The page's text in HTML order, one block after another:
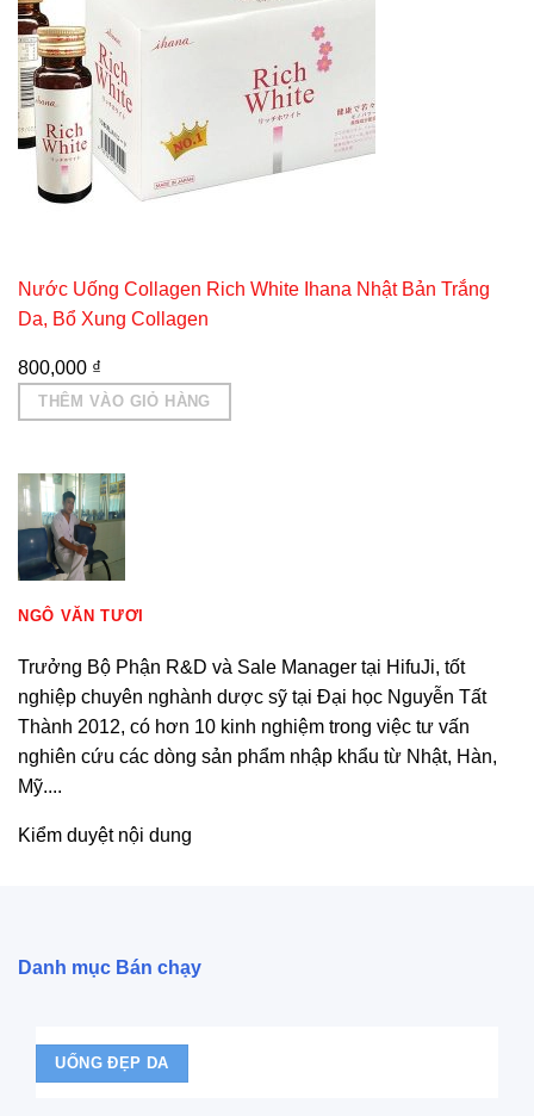
Nước Uống Collagen Rich White Ihana Nhật Bản Trắng
Da, Bổ Xung Collagen
800,000 ₫
THÊM VÀO GIỎ HÀNG
NGÔ VĂN TƯƠI
Trưởng Bộ Phận R&D và Sale Manager tại HifuJi, tốt
nghiệp chuyên nghành dược sỹ tại Đại học Nguyễn Tất
Thành 2012, có hơn 10 kinh nghiệm trong việc tư vấn
nghiên cứu các dòng sản phẩm nhập khẩu từ Nhật, Hàn,
Mỹ....
Kiểm duyệt nội dung
Danh mục Bán chạy
UỐNG ĐẸP DA